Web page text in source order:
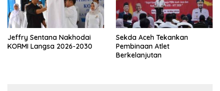
Jeffry Sentana Nakhodai
KORMI Langsa 2026-2030
Sekda Aceh Tekankan
Pembinaan Atlet
Berkelanjutan